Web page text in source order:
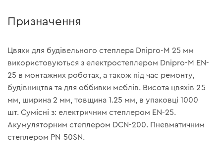
Призначення
Цвяхи для будівельного степлера Dnipro-M 25 мм
використовуються з електростеплером Dnipro-M EN-
25 в монтажних роботах, а також під час ремонту,
будівництва та для оббивки меблів. Висота цвяхів 25
мм, ширина 2 мм, товщина 1.25 мм, в упаковці 1000
шт. Сумісні з: електричним степлером EN-25.
Акумуляторним степлером DCN-200. Пневматичним
степлером PN-50SN.